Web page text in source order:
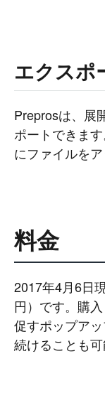
エクスポ
Preprosは、展
ポートできま
にファイルを
料金
2017年4月6日
円）です。購
促すポップア
続けることも可